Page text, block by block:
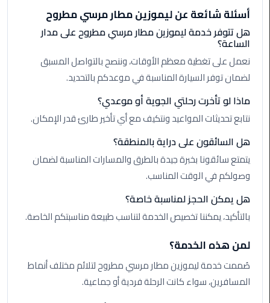
ليموزين
مطار
اكتوبر
ليموزين
الغردقة
مطار
القاهرة
أسعار
ليموزين
مطار
الشيخ
ليموزين
مطار
أسئلة شائعة عن ليموزين مطار مرسي مطروح
هل تتوفر خدمة ليموزين مطار مرسي مطروح على مدار
الساعة؟
نعمل على تغطية معظم الأوقات، وننصح بالتواصل المسبق
لضمان توفر السيارة المناسبة في موعدكم بالتحديد.
ماذا لو تأخرت رحلتي الجوية أو موعدي؟
نتابع تحديثات المواعيد ونتكيف مع أي تأخير طارئ قدر الإمكان.
هل السائقون على دراية بالمنطقة؟
يتمتع سائقونا بخبرة جيدة بالطرق والمسارات المناسبة لضمان
وصولكم في الوقت المناسب.
هل يمكن الحجز لمناسبة خاصة؟
بالتأكيد، يمكننا تخصيص الخدمة لتناسب طبيعة مناسبتكم الخاصة.
لمن هذه الخدمة؟
صُممت خدمة ليموزين مطار مرسي مطروح لتلائم مختلف أنماط
المسافرين، سواء كانت الرحلة فردية أو جماعية.